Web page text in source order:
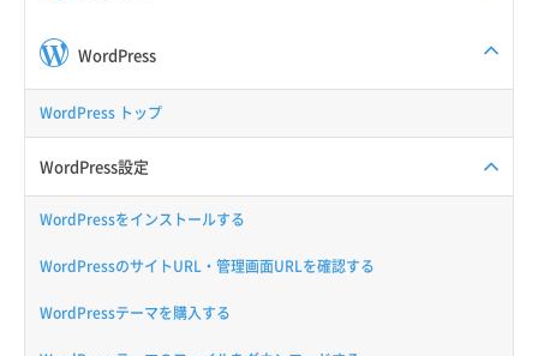
WordPress
WordPress トップ
WordPress設定
WordPressをインストールする
WordPressのサイトURL・管理画面URLを確認する
WordPressテーマを購入する